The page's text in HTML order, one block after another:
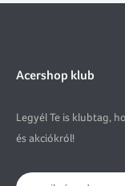
Acershop klub
Legyél Te is klubtag,
és akciókról!